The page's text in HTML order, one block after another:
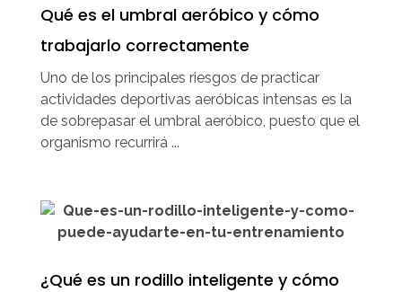
Qué es el umbral aeróbico y cómo
trabajarlo correctamente
Uno de los principales riesgos de practicar
actividades deportivas aeróbicas intensas es la
de sobrepasar el umbral aeróbico, puesto que el
organismo recurrirá ...
¿Qué es un rodillo inteligente y cómo